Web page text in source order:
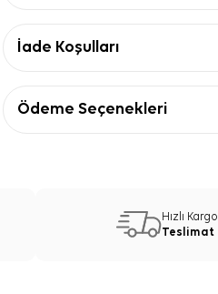
İade Koşulları
Ödeme Seçenekleri
Hızlı Kargo
Teslimat